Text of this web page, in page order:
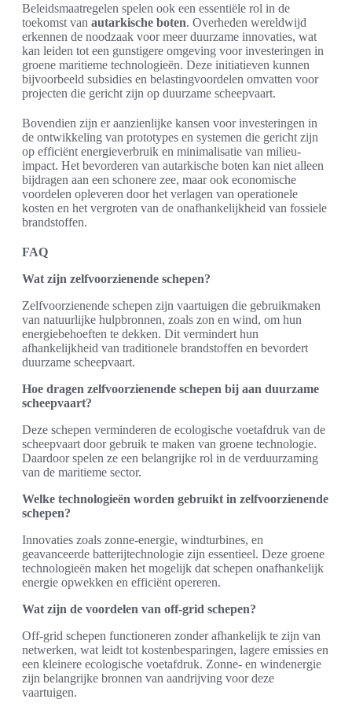
Beleidsmaatregelen spelen ook een essentiële rol in de
toekomst van autarkische boten. Overheden wereldwijd
erkennen de noodzaak voor meer duurzame innovaties, wat
kan leiden tot een gunstigere omgeving voor investeringen in
groene maritieme technologieën. Deze initiatieven kunnen
bijvoorbeeld subsidies en belastingvoordelen omvatten voor
projecten die gericht zijn op duurzame scheepvaart.
Bovendien zijn er aanzienlijke kansen voor investeringen in
de ontwikkeling van prototypes en systemen die gericht zijn
op efficiënt energieverbruik en minimalisatie van milieu-
impact. Het bevorderen van autarkische boten kan niet alleen
bijdragen aan een schonere zee, maar ook economische
voordelen opleveren door het verlagen van operationele
kosten en het vergroten van de onafhankelijkheid van fossiele
brandstoffen.
FAQ
Wat zijn zelfvoorzienende schepen?
Zelfvoorzienende schepen zijn vaartuigen die gebruikmaken
van natuurlijke hulpbronnen, zoals zon en wind, om hun
energiebehoeften te dekken. Dit vermindert hun
afhankelijkheid van traditionele brandstoffen en bevordert
duurzame scheepvaart.
Hoe dragen zelfvoorzienende schepen bij aan duurzame
scheepvaart?
Deze schepen verminderen de ecologische voetafdruk van de
scheepvaart door gebruik te maken van groene technologie.
Daardoor spelen ze een belangrijke rol in de verduurzaming
van de maritieme sector.
Welke technologieën worden gebruikt in zelfvoorzienende
schepen?
Innovaties zoals zonne-energie, windturbines, en
geavanceerde batterijtechnologie zijn essentieel. Deze groene
technologieën maken het mogelijk dat schepen onafhankelijk
energie opwekken en efficiënt opereren.
Wat zijn de voordelen van off-grid schepen?
Off-grid schepen functioneren zonder afhankelijk te zijn van
netwerken, wat leidt tot kostenbesparingen, lagere emissies en
een kleinere ecologische voetafdruk. Zonne- en windenergie
zijn belangrijke bronnen van aandrijving voor deze
vaartuigen.